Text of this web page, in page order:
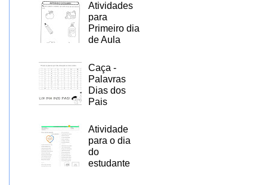
Atividades
para
Primeiro dia
de Aula
Caça -
Palavras
Dias dos
Pais
Atividade
para o dia
do
estudante